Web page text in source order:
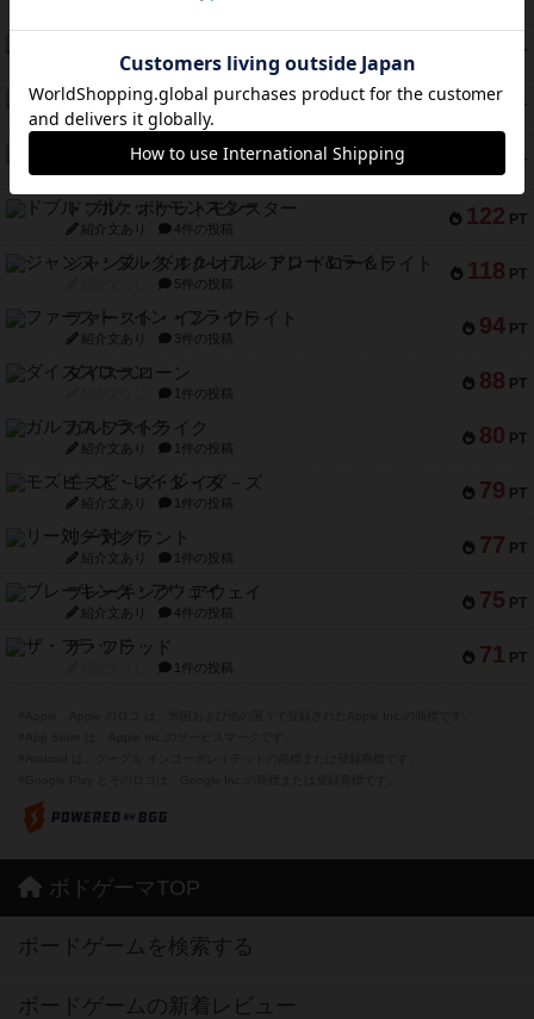
PT
紹介文あり 1件の投稿
152 PT
クルティボ
紹介文なし 1件の投稿
PT
ブラヴェスト
紹介文なし 1件の投稿
122 PT
ドブル：ポケットモンスター
紹介文あり 4件の投稿
118 PT
ジャンヌ・ダルク-オルレアン ドロー＆ライト
5件の投稿
94 PT
ファースト・イン・フライト
紹介文あり 3件の投稿
88 PT
ダイススローン
1件の投稿
80 PT
ガルフストライク
紹介文あり 1件の投稿
79 PT
モズビ－ズ・レイダ－ズ
紹介文あり 1件の投稿
77 PT
リー対グラント
紹介文あり 1件の投稿
75 PT
ブレーキング・アウェイ
紹介文あり 4件の投稿
71 PT
ザ・フラッド
1件の投稿
ボドゲーマTOP
ボードゲームを検索する
ボードゲームの新着レビュー